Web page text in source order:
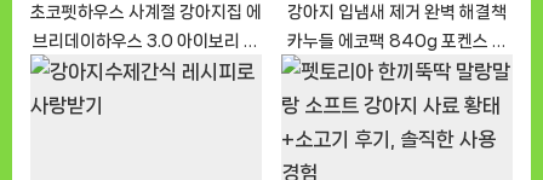
초코펫하우스 사계절 강아지집 에
브리데이하우스 3.0 아이보리 구
매 후기
강아지 입냄새 제거 완벽 해결책
카누들 에코팩 840g 포켄스 강
아지 덴탈껌 리뷰